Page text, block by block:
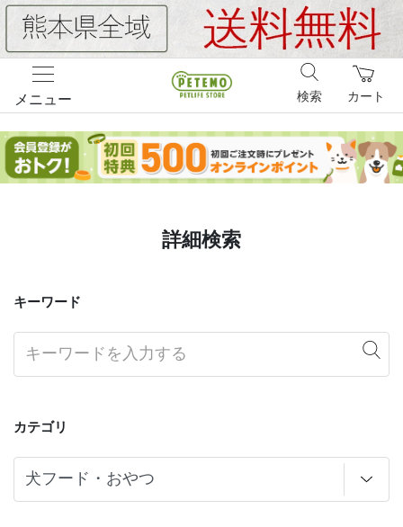
メニュー カート
検索
詳細検索
キーワード
カテゴリ